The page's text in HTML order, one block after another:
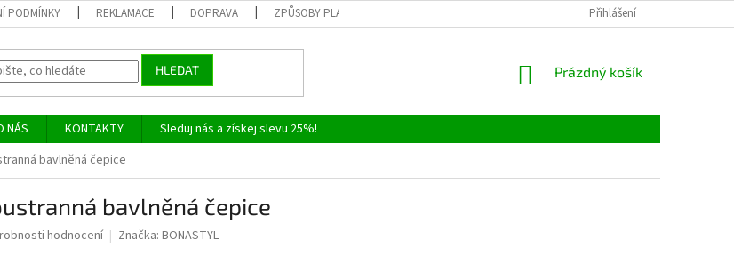
PODMÍNKY REKLAMACE DOPRAVA ZPŮSOBY PLATBY VELKOOBCHOD
Přihlášení
HLEDAT
NÁKUPNÍ
Prázdný košík
NÁS KONTAKTY
Sleduj nás a získej slevu 25%!
bavlněná čepice
bavlněná čepice
hodnocení Značka: BONASTYL